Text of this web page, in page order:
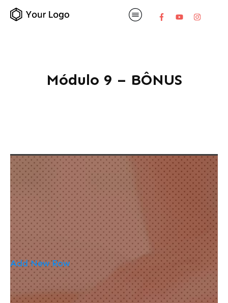
Módulo 9 – BÔNUS
Add New Row